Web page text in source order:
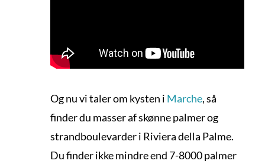
Og nu vi taler om kysten i Marche, så
finder du masser af skønne palmer og
strandboulevarder i Riviera della Palme.
Du finder ikke mindre end 7-8000 palmer